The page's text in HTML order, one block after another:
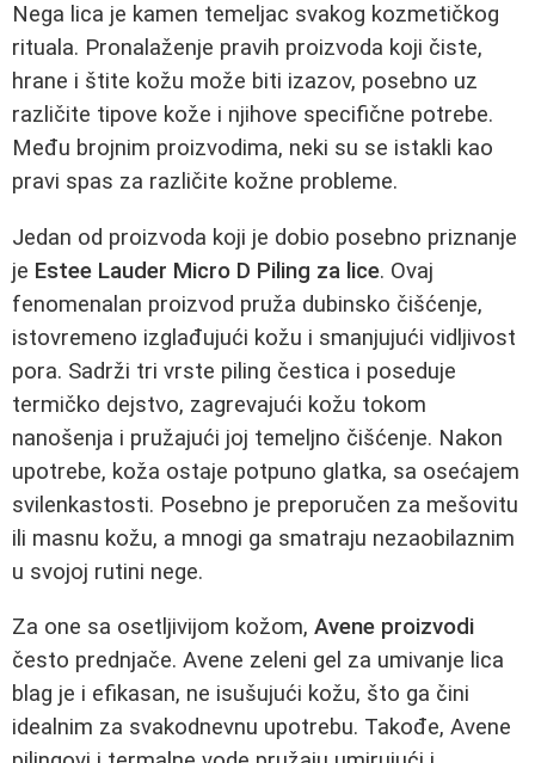
Nega lica je kamen temeljac svakog kozmetičkog
rituala. Pronalaženje pravih proizvoda koji čiste,
hrane i štite kožu može biti izazov, posebno uz
različite tipove kože i njihove specifične potrebe.
Među brojnim proizvodima, neki su se istakli kao
pravi spas za različite kožne probleme.
Jedan od proizvoda koji je dobio posebno priznanje
je Estee Lauder Micro D Piling za lice. Ovaj
fenomenalan proizvod pruža dubinsko čišćenje,
istovremeno izglađujući kožu i smanjujući vidljivost
pora. Sadrži tri vrste piling čestica i poseduje
termičko dejstvo, zagrevajući kožu tokom
nanošenja i pružajući joj temeljno čišćenje. Nakon
upotrebe, koža ostaje potpuno glatka, sa osećajem
svilenkastosti. Posebno je preporučen za mešovitu
ili masnu kožu, a mnogi ga smatraju nezaobilaznim
u svojoj rutini nege.
Za one sa osetljivijom kožom, Avene proizvodi
često prednjače. Avene zeleni gel za umivanje lica
blag je i efikasan, ne isušujući kožu, što ga čini
idealnim za svakodnevnu upotrebu. Takođe, Avene